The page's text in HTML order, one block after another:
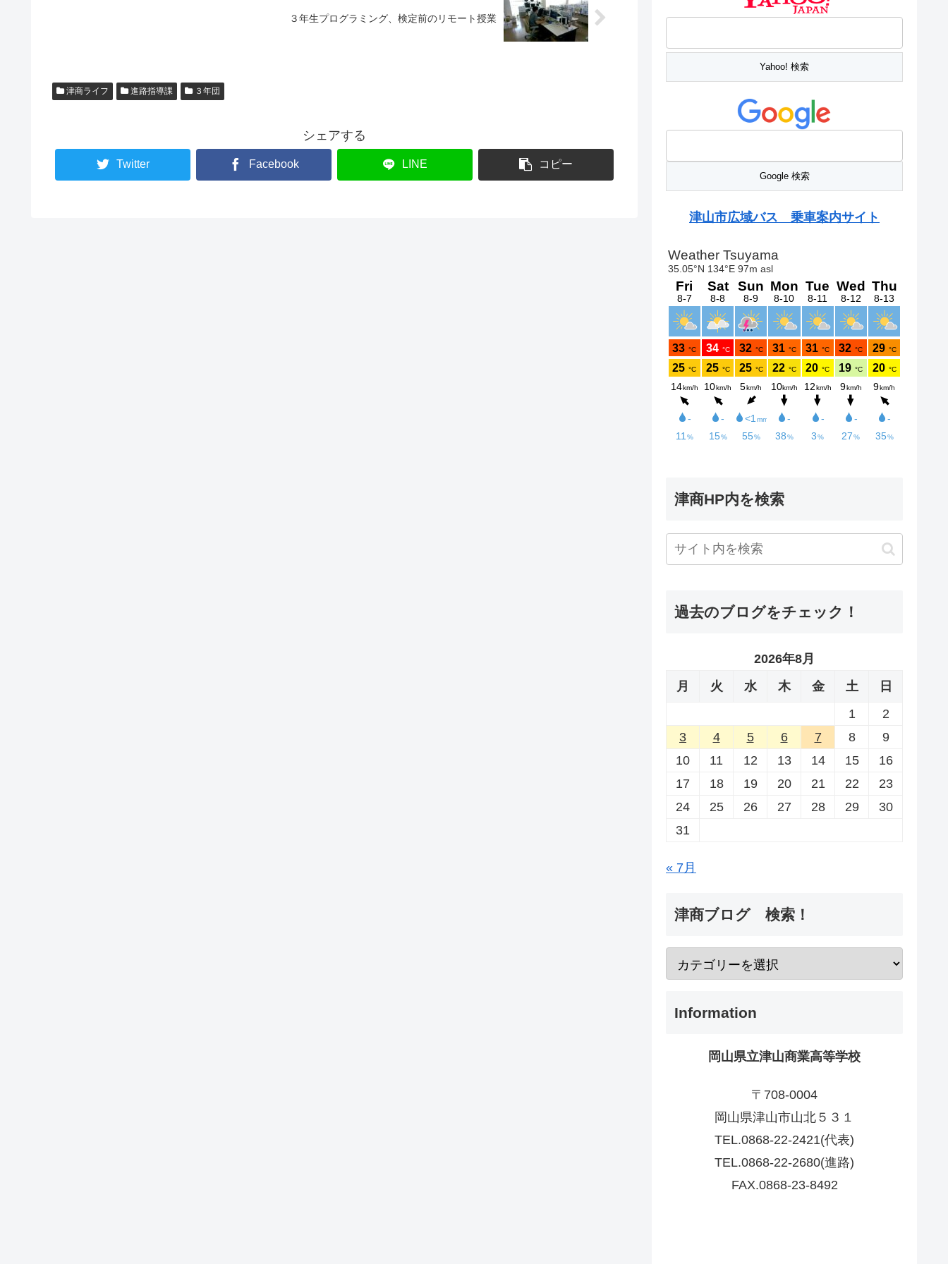
３年生プログラミング、検定前のリモート授業
津商ライフ 進路指導課 ３年団
シェアする
Twitter Facebook LINE コピー
津山市広域バス 乗車案内サイト
津商HP内を検索
過去のブログをチェック！
2026年8月
月
火 水 木 金 土
日
1
2
3
4 5 6 7 8
9
10
11 12 13 14 15
16
17
18 19 20 21 22
23
24
25 26 27 28 29
30
31
« 7月
津商ブログ 検索！
Information
岡山県立津山商業高等学校
〒708-0004
岡山県津山市山北５３１
TEL.0868-22-2421(代表)
TEL.0868-22-2680(進路)
FAX.0868-23-8492